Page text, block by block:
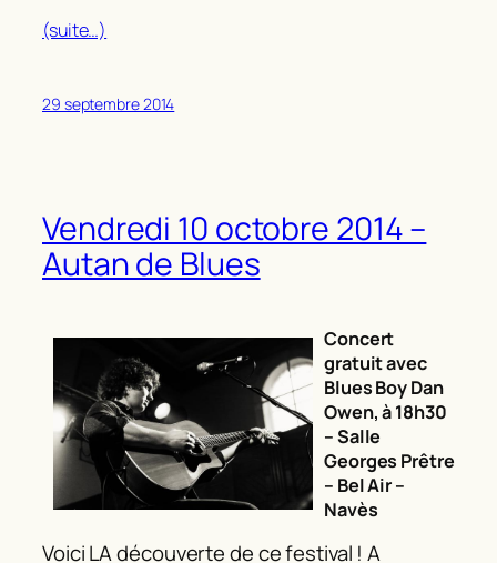
(suite…)
29 septembre 2014
Vendredi 10 octobre 2014 –
Autan de Blues
Concert
gratuit avec
Blues Boy Dan
Owen, à 18h30
–Salle
Georges Prêtre
– Bel Air –
Navès
Voici LA découverte de ce festival ! A